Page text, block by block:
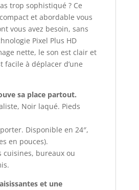
trop sophistiqué ? Ce
et abordable vous
vous avez besoin, sans
Pixel Plus HD
nette, le son est clair et
facile à déplacer d’une
sa place partout.
Noir laqué. Pieds
Disponible en 24″,
en pouces).
cuisines, bureaux ou
et une